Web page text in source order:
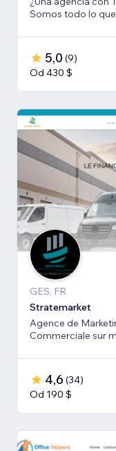
Somos todo lo
5,0 (9)
Od 430 $
GES, FR
Stratemarket
Agence de
Commerciale sur
4,6 (34)
Od 190 $